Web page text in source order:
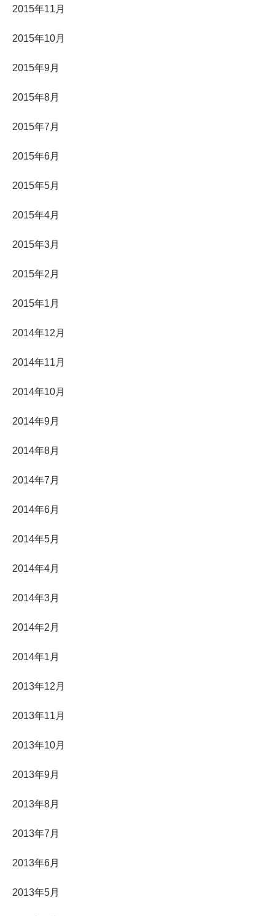
2015年11月
2015年10月
2015年9月
2015年8月
2015年7月
2015年6月
2015年5月
2015年4月
2015年3月
2015年2月
2015年1月
2014年12月
2014年11月
2014年10月
2014年9月
2014年8月
2014年7月
2014年6月
2014年5月
2014年4月
2014年3月
2014年2月
2014年1月
2013年12月
2013年11月
2013年10月
2013年9月
2013年8月
2013年7月
2013年6月
2013年5月